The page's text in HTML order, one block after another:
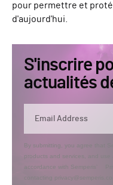
pour permettre et
d'aujourd'hui.
S'inscrire
actualités
By submitting, you agree that
products and services, and use
accordance with Semperis’
contacting